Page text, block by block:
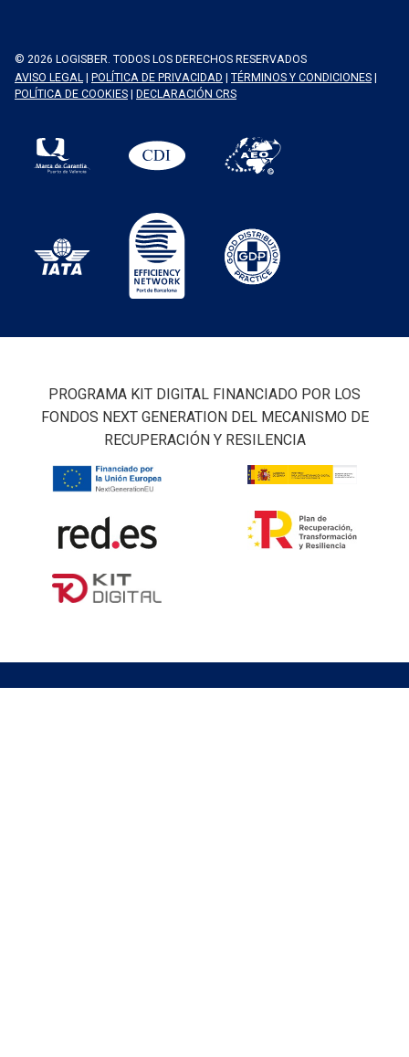
© 2026 LOGISBER. TODOS LOS DERECHOS RESERVADOS
AVISO LEGAL | POLÍTICA DE PRIVACIDAD | TÉRMINOS Y CONDICIONES |
POLÍTICA DE COOKIES | DECLARACIÓN CRS
PROGRAMA KIT DIGITAL FINANCIADO POR LOS
FONDOS NEXT GENERATION DEL MECANISMO DE
RECUPERACIÓN Y RESILENCIA